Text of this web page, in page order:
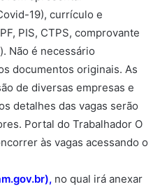
19), currículo e
PIS, CTPS, comprovante
Não é necessário
documentos originais. As
de diversas empresas e
detalhes das vagas serão
Portal do Trabalhador O
às vagas acessando o
no qual irá anexar